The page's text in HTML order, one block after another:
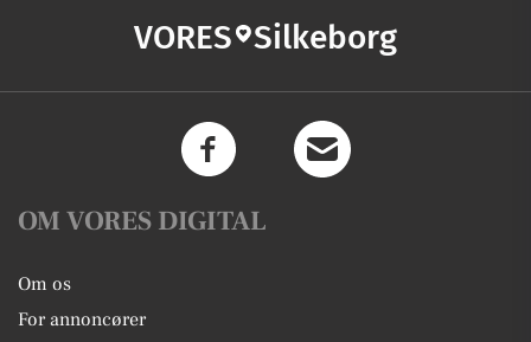
VORES Silkeborg
OM VORES DIGITAL
Om os
For annoncører